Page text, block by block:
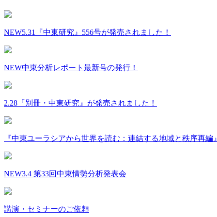
NEW5.31『中東研究』556号が発売されました！
NEW中東分析レポート最新号の発行！
2.28『別冊・中東研究』が発売されました！
『中東ユーラシアから世界を読む：連結する地域と秩序再編
NEW3.4 第33回中東情勢分析発表会
講演・セミナーのご依頼